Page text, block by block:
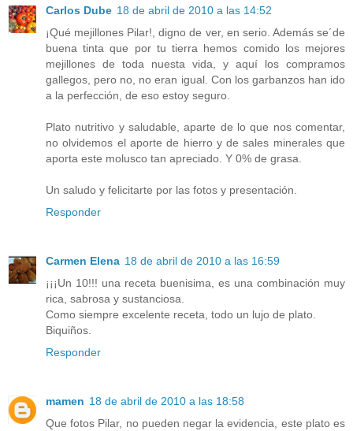
Carlos Dube 18 de abril de 2010 a las 14:52
¡Qué mejillones Pilar!, digno de ver, en serio. Además se´de
buena tinta que por tu tierra hemos comido los mejores
mejillones de toda nuesta vida, y aquí los compramos
gallegos, pero no, no eran igual. Con los garbanzos han ido
a la perfección, de eso estoy seguro.
Plato nutritivo y saludable, aparte de lo que nos comentar,
no olvidemos el aporte de hierro y de sales minerales que
aporta este molusco tan apreciado. Y 0% de grasa.
Un saludo y felicitarte por las fotos y presentación.
Responder
Carmen Elena 18 de abril de 2010 a las 16:59
¡¡¡Un 10!!! una receta buenisima, es una combinación muy
rica, sabrosa y sustanciosa.
Como siempre excelente receta, todo un lujo de plato.
Biquiños.
Responder
mamen 18 de abril de 2010 a las 18:58
Que fotos Pilar, no pueden negar la evidencia, este plato es